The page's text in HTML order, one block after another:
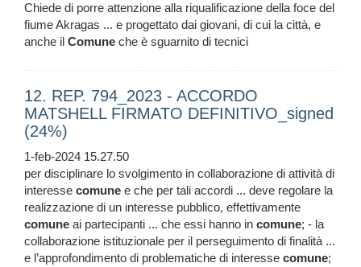
Chiede di porre attenzione alla riqualificazione della foce del
fiume Akragas ... e progettato dai giovani, di cui la città, e
anche il Comune che è sguarnito di tecnici
12. REP. 794_2023 - ACCORDO
MATSHELL FIRMATO DEFINITIVO_signed
(24%)
1-feb-2024 15.27.50
per disciplinare lo svolgimento in collaborazione di attività di
interesse comune e che per tali accordi ... deve regolare la
realizzazione di un interesse pubblico, effettivamente
comune ai partecipanti ... che essi hanno in comune; - la
collaborazione istituzionale per il perseguimento di finalità ...
e l’approfondimento di problematiche di interesse comune;